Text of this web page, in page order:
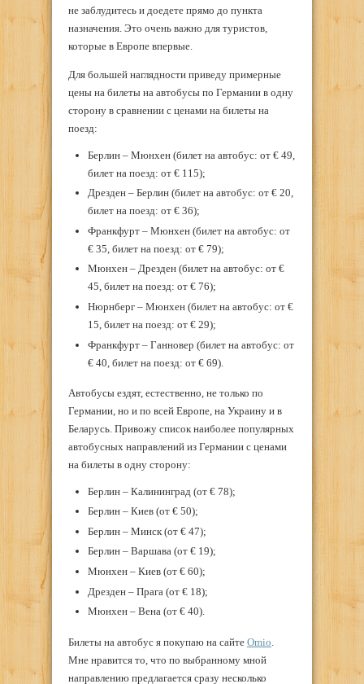
не заблудитесь и доедете прямо до пункта
назначения. Это очень важно для туристов,
которые в Европе впервые.
Для большей наглядности приведу примерные
цены на билеты на автобусы по Германии в одну
сторону в сравнении с ценами на билеты на
поезд:
Берлин – Мюнхен (билет на автобус: от € 49,
билет на поезд: от € 115);
Дрезден – Берлин (билет на автобус: от € 20,
билет на поезд: от € 36);
Франкфурт – Мюнхен (билет на автобус: от
€ 35, билет на поезд: от € 79);
Мюнхен – Дрезден (билет на автобус: от €
45, билет на поезд: от € 76);
Нюрнберг – Мюнхен (билет на автобус: от €
15, билет на поезд: от € 29);
Франкфурт – Ганновер (билет на автобус: от
€ 40, билет на поезд: от € 69).
Автобусы ездят, естественно, не только по
Германии, но и по всей Европе, на Украину и в
Беларусь. Привожу список наиболее популярных
автобусных направлений из Германии с ценами
на билеты в одну сторону:
Берлин – Калининград (от € 78);
Берлин – Киев (от € 50);
Берлин – Минск (от € 47);
Берлин – Варшава (от € 19);
Мюнхен – Киев (от € 60);
Дрезден – Прага (от € 18);
Мюнхен – Вена (от € 40).
Билеты на автобус я покупаю на сайте Omio
Мне нравится то, что по выбранному мной
направлению предлагается сразу несколько